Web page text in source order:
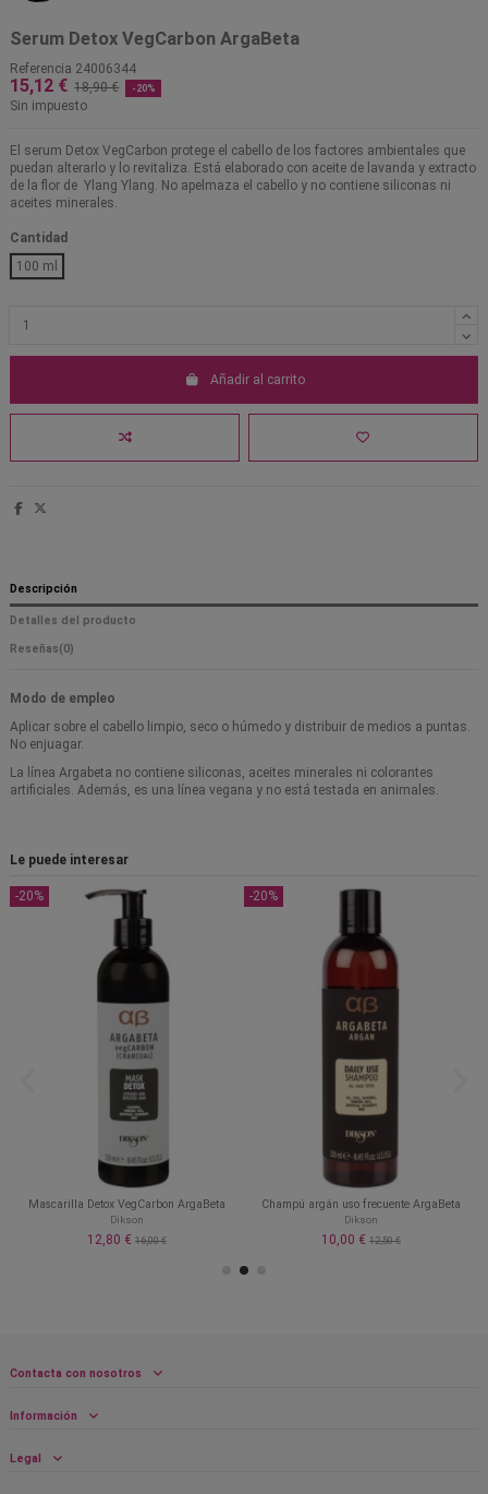
Serum Detox VegCarbon ArgaBeta
Referencia 24006344
15,12 € 18,90 € -20%
Sin impuesto
El serum Detox VegCarbon protege el cabello de los factores ambientales que
puedan alterarlo y lo revitaliza. Está elaborado con aceite de lavanda y extracto
de la flor de Ylang Ylang. No apelmaza el cabello y no contiene siliconas ni
aceites minerales.
Cantidad
100 ml
Añadir al carrito
Descripción
Detalles del producto
Reseñas(0)
Modo de empleo
Aplicar sobre el cabello limpio, seco o húmedo y distribuir de medios a puntas.
No enjuagar.
La línea Argabeta no contiene siliconas, aceites minerales ni colorantes
artificiales. Además, es una línea vegana y no está testada en animales.
Le puede interesar
-20%
Mascarilla Detox VegCarbon ArgaBeta
Dikson
12,80 € 16,00 €
-20%
Champú argán uso frecuente ArgaBeta
Dikson
10,00 € 12,50 €
Contacta con nosotros
Información
Legal